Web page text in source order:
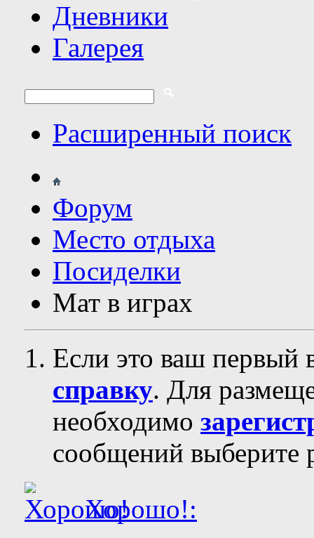
Дневники
Галерея
Расширенный поиск
Форум
Место отдыха
Посиделки
Мат в играх
Если это ваш первый
справку. Для
необходимо
сообщений выберите
Хорошо!: